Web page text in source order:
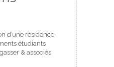
d’une résidence
étudiants
& associés